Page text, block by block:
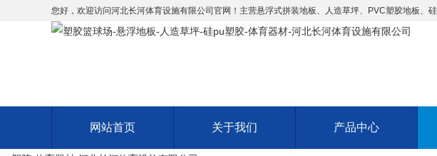
您好，欢迎访问河北长河体育设施有限公司官网！主营悬浮式拼装地板、人造草坪、PVC塑胶地板
网站首页 关于我们 产品中心